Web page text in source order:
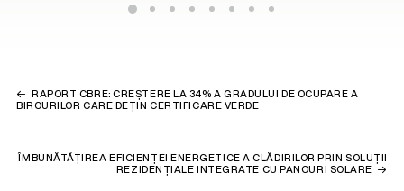
RAPORT CBRE: CREȘTERE LA 34% A GRADULUI DE OCUPARE A
BIROURILOR CARE DEȚIN CERTIFICARE VERDE
ÎMBUNĂTĂȚIREA EFICIENȚEI ENERGETICE A CLĂDIRILOR PRIN SOLUȚII
REZIDENȚIALE INTEGRATE CU PANOURI SOLARE